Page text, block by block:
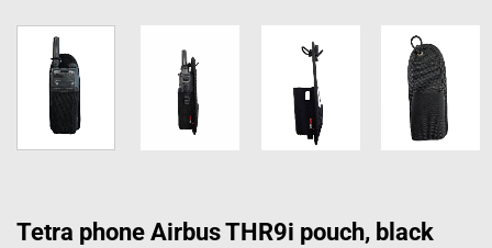
Tetra phone Airbus THR9i pouch, black